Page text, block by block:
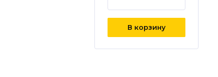
В корзину